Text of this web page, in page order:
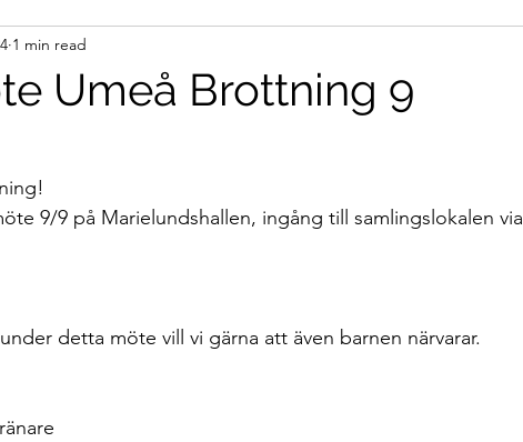
Umeå Brottning 9
1 min read
9/9 på Marielundshallen, ingång till samlingslokalen via
detta möte vill vi gärna att även barnen närvarar.